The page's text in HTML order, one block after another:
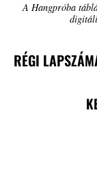
A Hangpróba
RÉGI